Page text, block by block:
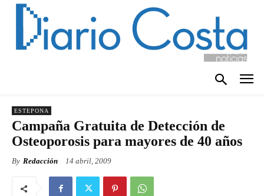
ESTEPONA
Campaña Gratuita de Detección de
Osteoporosis para mayores de 40 años
By Redacción 14 abril, 2009